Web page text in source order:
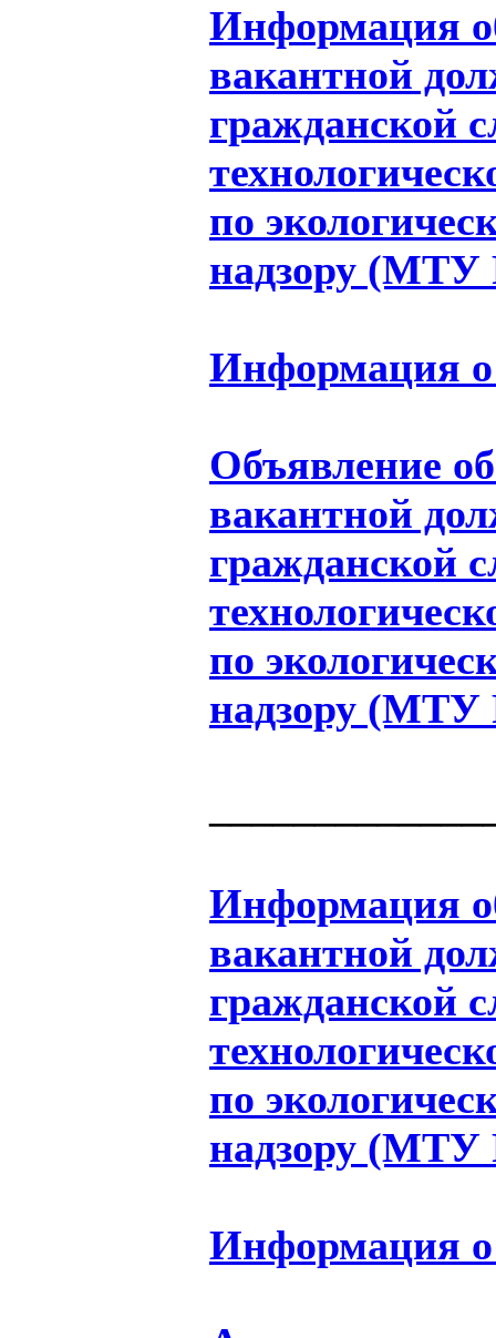
Информация
вакантной
гражданской
по
надзору (МТУ
Информация о
Объявление
вакантной
гражданской
по
надзору (МТУ
Информация
вакантной
гражданской
по
надзору (МТУ
Информация о